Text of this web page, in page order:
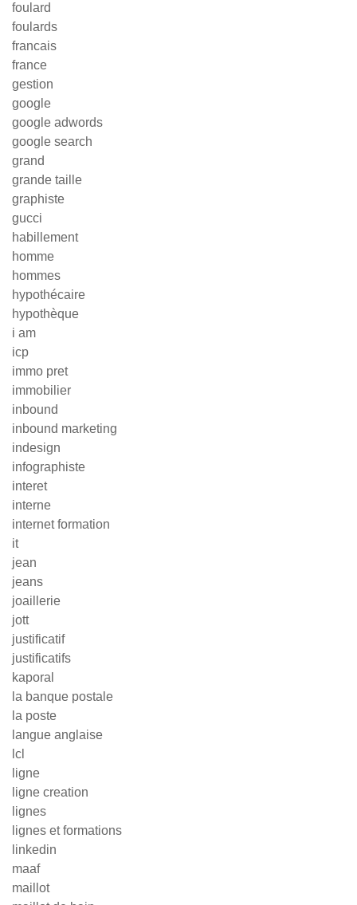
foulard
foulards
francais
france
gestion
google
google adwords
google search
grand
grande taille
graphiste
gucci
habillement
homme
hommes
hypothécaire
hypothèque
i am
icp
immo pret
immobilier
inbound
inbound marketing
indesign
infographiste
interet
interne
internet formation
it
jean
jeans
joaillerie
jott
justificatif
justificatifs
kaporal
la banque postale
la poste
langue anglaise
lcl
ligne
ligne creation
lignes
lignes et formations
linkedin
maaf
maillot